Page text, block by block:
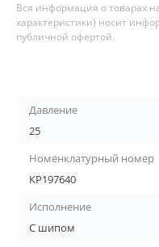
Вся информация о товарах
характеристики) носит
публичной офертой.
Давление
25
Номенклатурный номер
КР197640
Исполнение
С шипом